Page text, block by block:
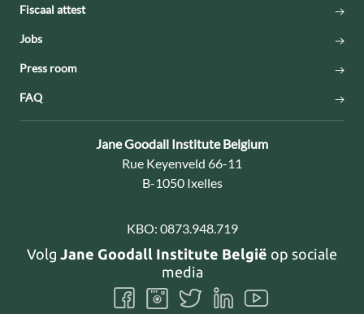
Fiscaal attest
Jobs
Press room
FAQ
Contact:
Jane Goodall Institute Belgium
Adres:
Rue Keyenveld 66-11
B-1050 Ixelles
KBO: 0873.948.719
Volg Jane Goodall Institute België op sociale
media
Volg
ons
Volg
ons
Volg
ons
Volg
ons
Volg
ons